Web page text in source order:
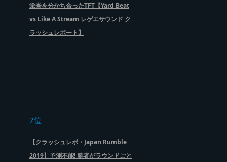
栄誉を分かち合ったTFT【Yard Beat
vs Like A Stream レゲエサウンド ク
ラッシュレポート】
2位
【クラッシュレポ・Japan Rumble
2019】予測不能! 勝者がラウンドごと